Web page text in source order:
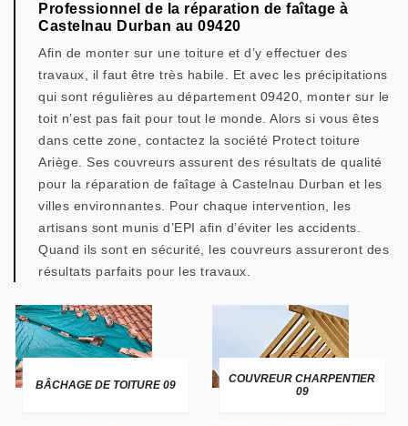
Professionnel de la réparation de faîtage à
Castelnau Durban au 09420
Afin de monter sur une toiture et d’y effectuer des
travaux, il faut être très habile. Et avec les précipitations
qui sont régulières au département 09420, monter sur le
toit n’est pas fait pour tout le monde. Alors si vous êtes
dans cette zone, contactez la société Protect toiture
Ariège. Ses couvreurs assurent des résultats de qualité
pour la réparation de faîtage à Castelnau Durban et les
villes environnantes. Pour chaque intervention, les
artisans sont munis d’EPI afin d’éviter les accidents.
Quand ils sont en sécurité, les couvreurs assureront des
résultats parfaits pour les travaux.
BÂCHAGE DE TOITURE 09
COUVREUR CHARPENTIER
09